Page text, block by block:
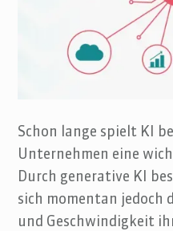
Schon lange spielt KI
Unternehmen eine
Durch generative KI
sich momentan jedoch
und Geschwindigkeit